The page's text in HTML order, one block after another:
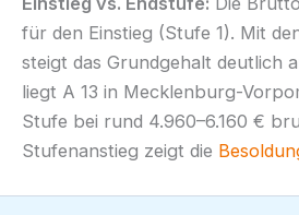
für den Einstieg (Stufe 1). Mit
steigt das Grundgehalt deutlich
liegt A 13 in Mecklenburg-
Stufe bei rund 4.960–6.160 €
Stufenanstieg zeigt die